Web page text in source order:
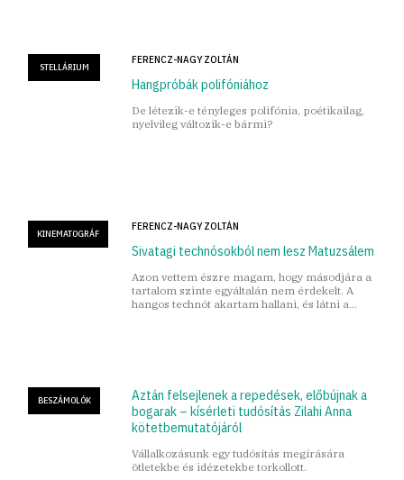
STELLÁRIUM
FERENCZ-NAGY ZOLTÁN
Hangpróbák polifóniához
De létezik-e tényleges polifónia, poétikailag,
nyelvileg változik-e bármi?
KINEMATOGRÁF
FERENCZ-NAGY ZOLTÁN
Sivatagi technósokból nem lesz Matuzsálem
Azon vettem észre magam, hogy másodjára a
tartalom szinte egyáltalán nem érdekelt. A
hangos technót akartam hallani, és látni a
BESZÁMOLÓK
Aztán felsejlenek a repedések, előbújnak a
bogarak – kísérleti tudósítás Zilahi Anna
kötetbemutatójáról
Vállalkozásunk egy tudósítás megírására
ötletekbe és idézetekbe torkollott.